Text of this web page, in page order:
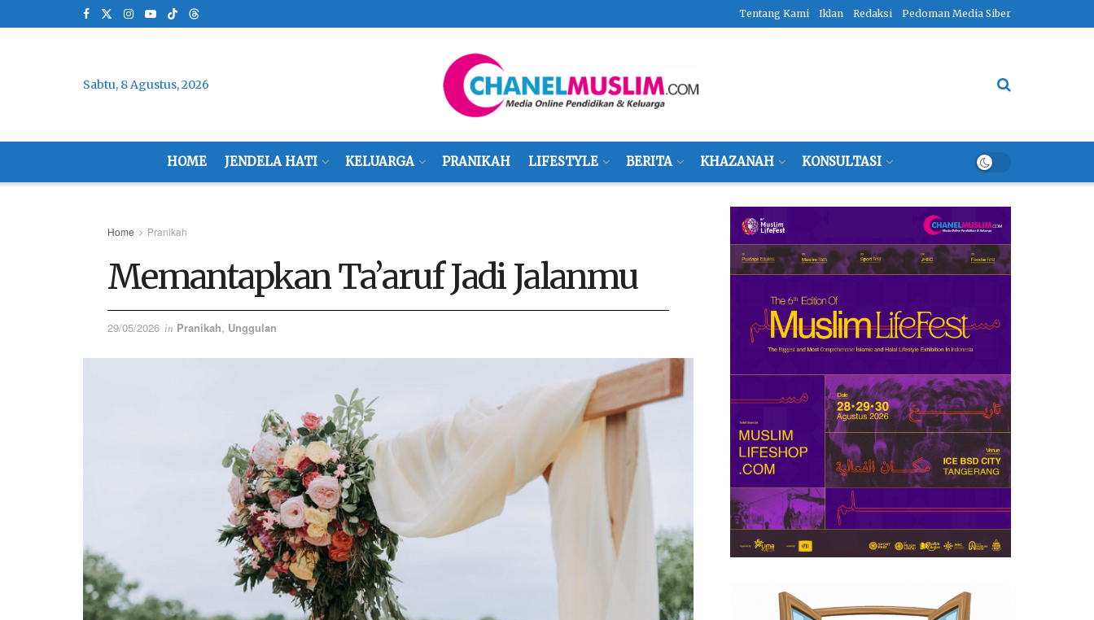
Tentang Kami Iklan Redaksi Pedoman Media Siber
Sabtu, 8 Agustus, 2026
HOME JENDELA HATI KELUARGA PRANIKAH LIFESTYLE BERITA KHAZANAH KONSULTASI
Home Pranikah
Memantapkan Ta’aruf Jadi Jalanmu
29/05/2026 in Pranikah, Unggulan